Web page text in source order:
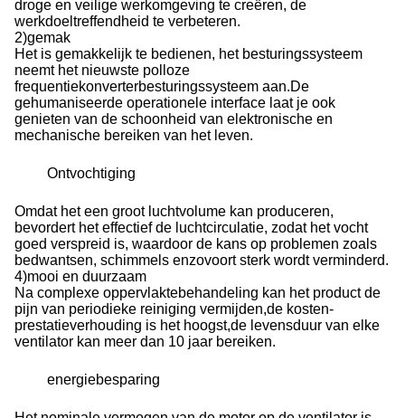
droge en veilige werkomgeving te creëren, de
werkdoeltreffendheid te verbeteren.
2)gemak
Het is gemakkelijk te bedienen, het besturingssysteem
neemt het nieuwste polloze
frequentiekonverterbesturingssysteem aan.De
gehumaniseerde operationele interface laat je ook
genieten van de schoonheid van elektronische en
mechanische bereiken van het leven.
Ontvochtiging
Omdat het een groot luchtvolume kan produceren,
bevordert het effectief de luchtcirculatie, zodat het vocht
goed verspreid is, waardoor de kans op problemen zoals
bedwantsen, schimmels enzovoort sterk wordt verminderd.
4)mooi en duurzaam
Na complexe oppervlaktebehandeling kan het product de
pijn van periodieke reiniging vermijden,de kosten-
prestatieverhouding is het hoogst,de levensduur van elke
ventilator kan meer dan 10 jaar bereiken.
energiebesparing